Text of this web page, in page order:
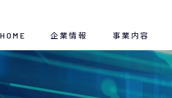
HOME 企業情報
トップメッセージ
事業内容
断熱材
ディスクロージャー方針